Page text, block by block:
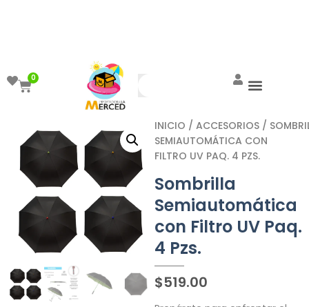
0
INICIO / ACCESORIOS /
SEMIAUTOMÁTICA CON
FILTRO UV PAQ. 4 PZS.
Sombrilla
Semiautomática
con Filtro UV Paq.
4 Pzs.
$519.00